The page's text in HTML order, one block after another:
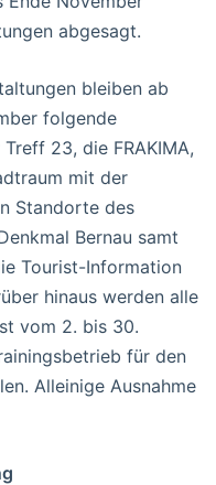
abgesagt.
bleiben ab
folgende
23, die FRAKIMA,
mit der
Standorte des
Bernau samt
Tourist-Information
hinaus werden alle
vom 2. bis 30.
für den
Alleinige Ausnahme